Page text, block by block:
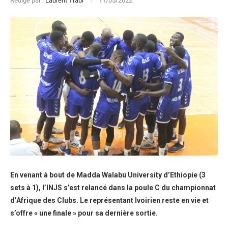
En venant à bout de Madda Walabu University d’Ethiopie (3
sets à 1), l’INJS s’est relancé dans la poule C du championnat
d’Afrique des Clubs. Le représentant Ivoirien reste en vie et
s’offre « une finale » pour sa dernière sortie.